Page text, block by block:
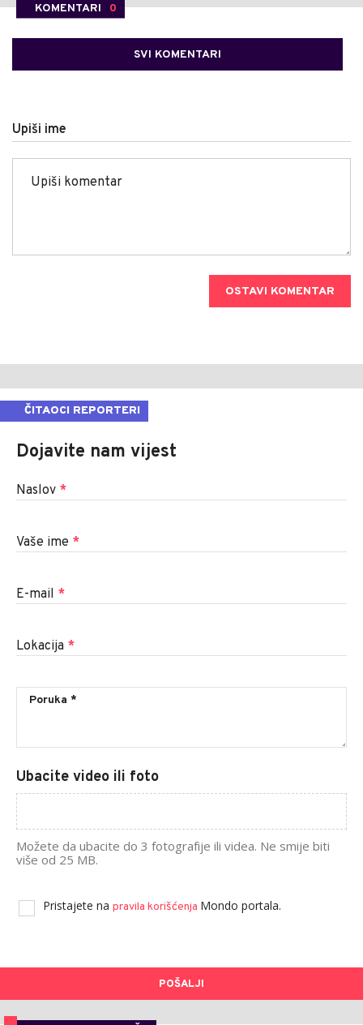
KOMENTARI 0
SVI KOMENTARI
Upiši ime
OSTAVI KOMENTAR
ČITAOCI REPORTERI
Dojavite nam vijest
Naslov *
Vaše ime *
E-mail *
Lokacija *
Ubacite video ili foto
Možete da ubacite do 3 fotografije ili videa. Ne smije biti
više od 25 MB.
Pristajete na pravila korišćenja Mondo portala.
POŠALJI